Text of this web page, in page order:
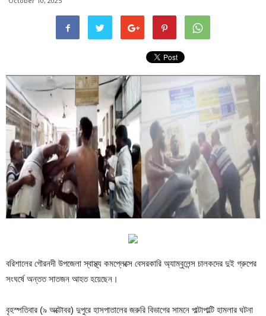
বরিশালের গৌরনদী উপজেলা স্বাস্থ্য কমপ্লেক্সে বেসরকারি অ্যাম্বুলেন্স চালকদের দুই গ্রুপের
সংঘর্ষে অন্তত সাতজন আহত হয়েছেন।
বৃহস্পতিবার (৯ অক্টোবর) দুপুরে হাসপাতালের জরুরি বিভাগের সামনে পাল্টাপাল্টি হামলার ঘটনা